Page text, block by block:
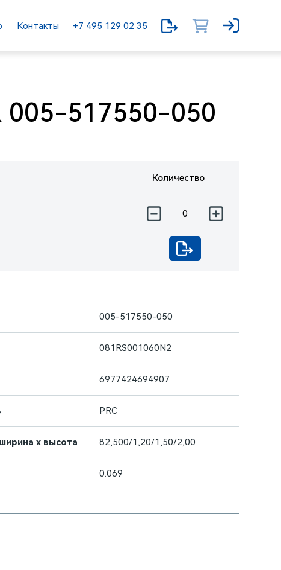
Контакты +7 495 129 02 35
005-517550-050
Количество
005-517550-050
081RS001060N2
6977424694907
PRC
х высота 82,500/1,20/1,50/2,00
0.069